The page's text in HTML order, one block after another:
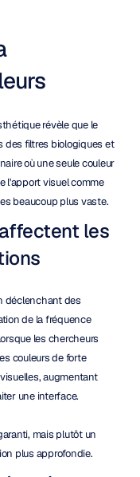
révèle que le
des filtres biologiques et
où une seule couleur
l'apport visuel comme
beaucoup plus vaste.
les
déclenchant des
de la fréquence
les chercheurs
couleurs de forte
augmentant
une interface.
mais plutôt un
plus approfondie.